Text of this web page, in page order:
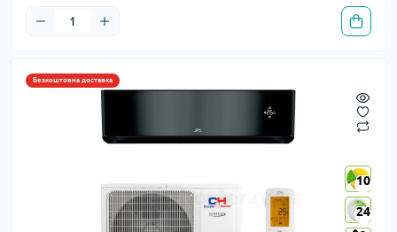
Безкоштовна доставка
10
24
10
24